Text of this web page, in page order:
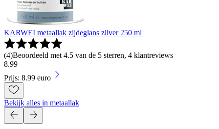
KARWEI metaallak zijdeglans zilver 250 ml
(4)Beoordeeld met 4.5 van de 5 sterren, 4 klantreviews
8.99
Prijs: 8.99 euro
Bekijk alles in metaallak